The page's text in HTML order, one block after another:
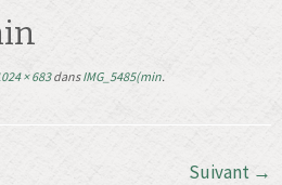
× 683dansIMG_5485(min.
Suivant →